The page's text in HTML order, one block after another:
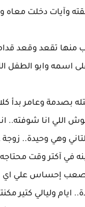
وآيات دخلت معاه
منها تقعد وقعد
اسمه وابو الطفل
بصدمة وعامر بدأ
اللي انا شوفته..
في آكتر وقت
إحساس علي اي
ايام وليالي كتير